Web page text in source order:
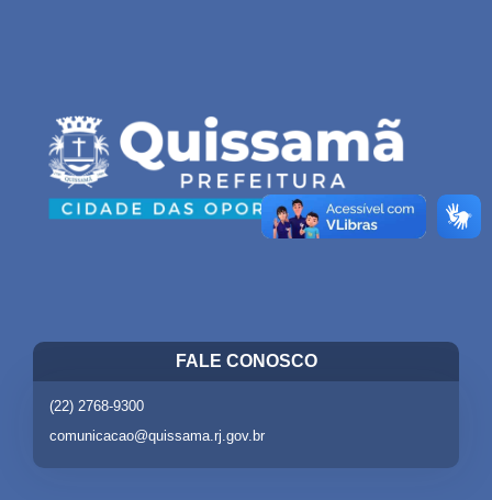
FALE CONOSCO
(22) 2768-9300
comunicacao@quissama.rj.gov.br